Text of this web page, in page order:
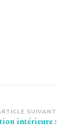
SUIVANT
intérieure :